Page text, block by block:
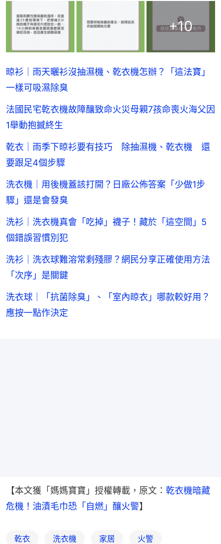
+10
晾衫｜雨天曬衫沒抽濕機、乾衣機怎辦？「這法寶」
一樣可吸濕除臭
法國民宅乾衣機故障釀致命火災母親7孩命喪火海父因
1舉動抱撼終生
乾衣｜雨季下晾衫要有技巧 除抽濕機、乾衣機 還
要跟足4個步驟
洗衣機｜用後機蓋該打開？日廠公佈答案「少做1步
驟」還是會發臭
洗衫｜洗衣機真會「吃掉」襪子！藏於「這空間」5
個錯誤習慣別犯
洗衫｜洗衣球難溶常剩殘膠？網民分享正確使用方法
「次序」是關鍵
洗衣球｜「抗菌除臭」、「室內晾衣」哪款較好用？
應按一點作決定
【本文獲「媽媽寶寶」授權轉載，原文： 乾衣機暗藏
危機！油漬毛巾恐「自燃」釀火警】
乾衣 洗衣機 家居 火警